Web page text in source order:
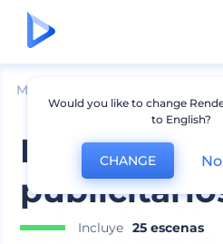
Mockups Mockup
Mockups
Incluye 25 escenas
Would you like to change
to English?
CHANGE